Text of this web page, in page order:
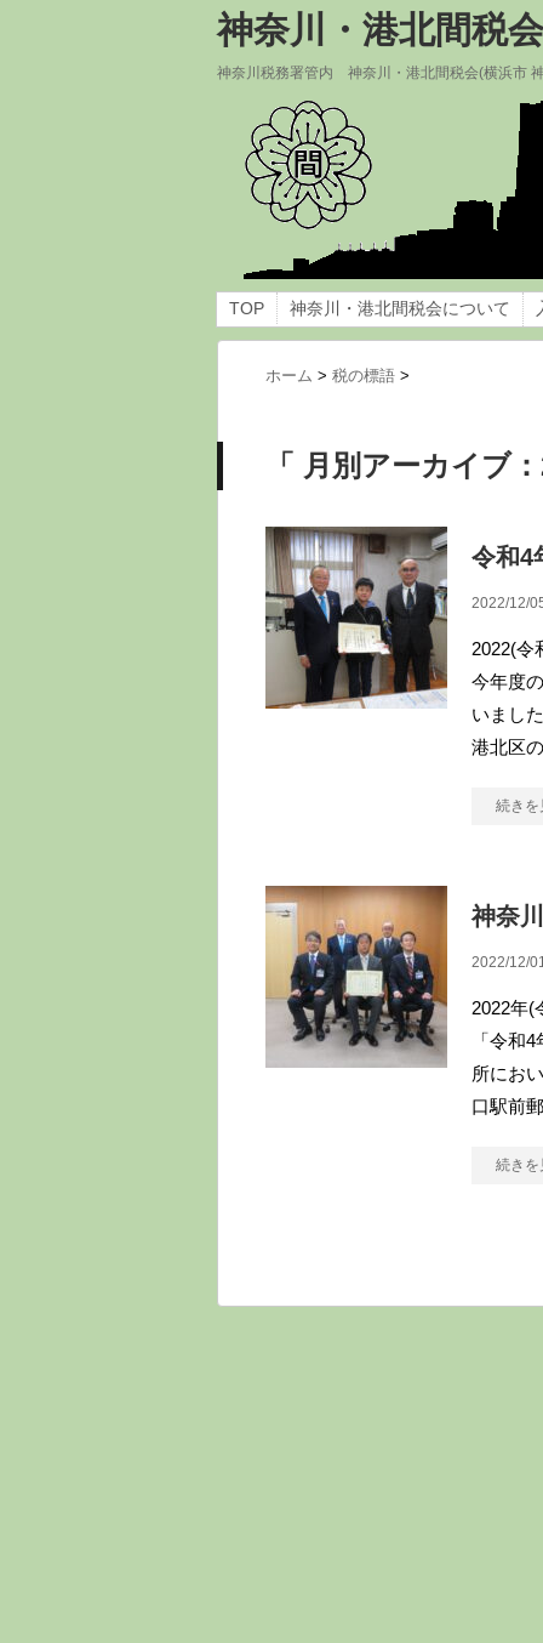
神奈川・港北間税会
神奈川税務署管内 神奈川・港北間税会(横浜市
TOP 神奈川・港北間税会について
ホーム > 税の標語 >
「 月別アーカイブ
令和4
2022/12/
2022(
今年度
いまし
港北区
続きを
神奈
2022/12/
2022年
「令和
所にお
口駅前
続きを